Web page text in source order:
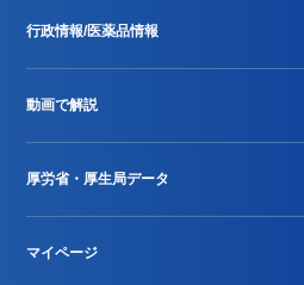
行政情報/医薬品情報
Stu-GEレポート
動画で解説
厚労省・厚生局データ
マイページ